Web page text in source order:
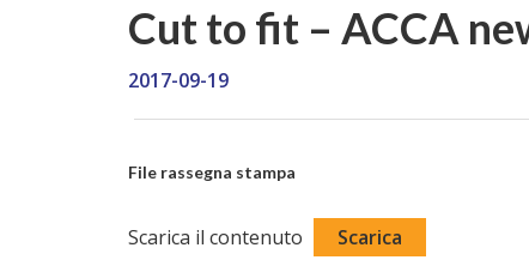
Cut to fit – ACCA
2017-09-19
File rassegna stampa
Scarica il contenuto Scarica